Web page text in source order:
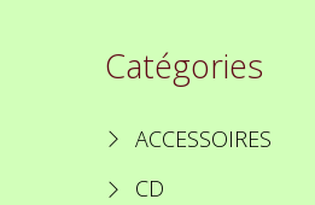
Catégories
ACCESSOIRES
CD